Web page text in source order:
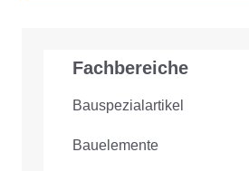
Fachbereiche
Bauspezialartikel
Bauelemente